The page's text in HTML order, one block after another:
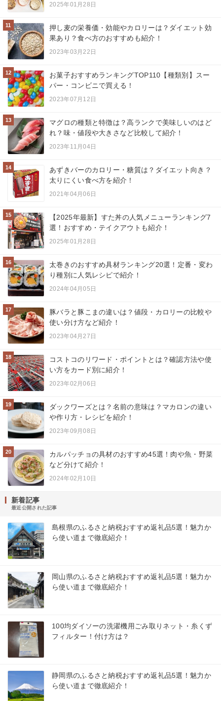
2025年01月28日
11
押し麦の栄養価・効能やカロリーは？ダイエット効
果あり？食べ方のおすすめも紹介！
2023年03月22日
12
お菓子おすすめランキングTOP110【種類別】スー
パー・コンビニで買える！
2023年07月12日
13
マグロの種類と特徴は？高ランクで美味しいのはど
れ？味・値段や大きさなど比較して紹介！
2023年11月04日
14
あずきバーのカロリー・糖質は？ダイエット向き？
太りにくい食べ方を紹介！
2021年04月06日
15
【2025年最新】すた丼の人気メニューランキング7
選！おすすめ・テイクアウトも紹介！
2025年01月28日
16
太巻きのおすすめ具材ランキング20選！定番・変わ
り種別に人気レシピで紹介！
2024年04月05日
17
豚バラと豚こまの違いは？値段・カロリーの比較や
使い分け方など紹介！
2023年04月27日
18
コストコのリワード・ポイントとは？確認方法や使
い方をカード別に紹介！
2023年02月06日
19
ダックワーズとは？名前の意味は？マカロンの違い
や作り方・レシピを紹介！
2023年09月08日
20
カルパッチョの具材のおすすめ45選！肉や魚・野菜
など分けて紹介！
2024年02月10日
新着記事
最近公開された記事
島根県のふるさと納税おすすめ返礼品5選！魅力か
ら使い道まで徹底紹介！
岡山県のふるさと納税おすすめ返礼品5選！魅力か
ら使い道まで徹底紹介！
100均ダイソーの洗濯機用ごみ取りネット・糸くず
フィルター！付け方は？
静岡県のふるさと納税おすすめ返礼品5選！魅力か
ら使い道まで徹底紹介！